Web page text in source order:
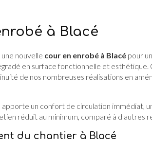
à Blacé
nouvelle cour en enrobé à Blacé pour
en surface fonctionnelle et esthétique.
de nos nombreuses réalisations en
un confort de circulation immédiat,
réduit au minimum, comparé à d'autres
du chantier à Blacé